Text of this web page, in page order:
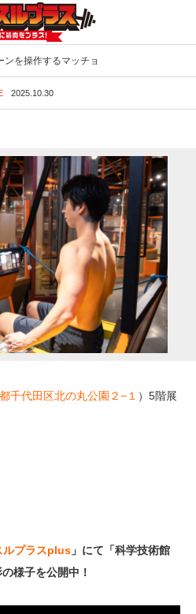
ンを操作するマッチョ
2025.10.30
千代田区北の丸公園２−１ ）5階展
ルプラスplus 」にて「科学技術館
様子を公開中！